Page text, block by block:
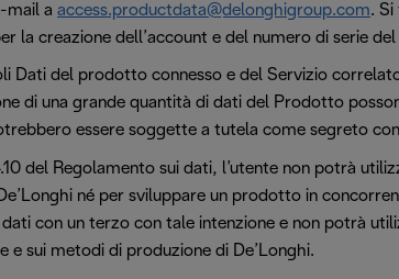
mail a access.productdata@delonghigroup.com.
la creazione dell’account e del numero di serie
Dati del prodotto connesso e del Servizio
di una grande quantità di dati del Prodotto
essere soggette a tutela come segreto
del Regolamento sui dati, l’utente non potrà
né per sviluppare un prodotto in
con un terzo con tale intenzione e non potrà
e sui metodi di produzione di De’Longhi.